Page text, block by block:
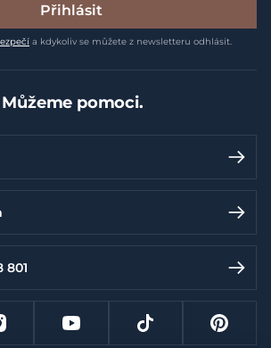
Přihlásit
a kdykoliv se můžete z newsletteru odhlásit.
pomoci.
801